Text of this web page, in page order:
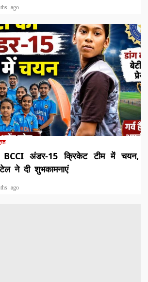
ago
BCCI अंडर-15 क्रिकेट टीम में चयन,
ने दी शुभकामनाएं
ago